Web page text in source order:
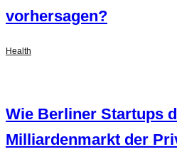
vorhersagen?
Health
Wie Berliner Startups
Milliardenmarkt der